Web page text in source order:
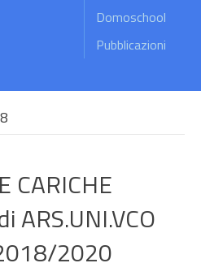
Domoschool
Pubblicazioni
CARICHE
ARS.UNI.VCO
2020